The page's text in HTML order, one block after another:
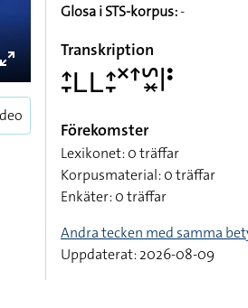
Enter
fullscreen
Glosa i STS-korpus:-
Transkription
􌤴􌥙􌥈􌥈􌤴􌥙􌦎􌦃􌥲􌦂􌥼􌥻
Förekomster
Lexikonet: 0 träffar
Korpusmaterial: 0 träffar
Enkäter: 0 träffar
Andra tecken med samma
Uppdaterat: 2026-08-09